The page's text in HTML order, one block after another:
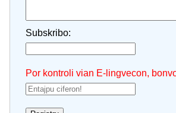
Subskribo:
Por kontroli vian E-lingvecon,